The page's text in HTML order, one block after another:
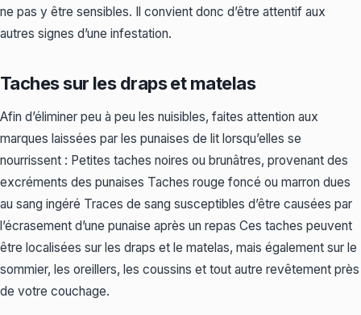
ne pas y être sensibles. Il convient donc d’être attentif aux
autres signes d’une infestation.
Taches sur les draps et matelas
Afin d’éliminer peu à peu les nuisibles, faites attention aux
marques laissées par les punaises de lit lorsqu’elles se
nourrissent : Petites taches noires ou brunâtres, provenant des
excréments des punaises Taches rouge foncé ou marron dues
au sang ingéré Traces de sang susceptibles d’être causées par
l’écrasement d’une punaise après un repas Ces taches peuvent
être localisées sur les draps et le matelas, mais également sur le
sommier, les oreillers, les coussins et tout autre revêtement près
de votre couchage.